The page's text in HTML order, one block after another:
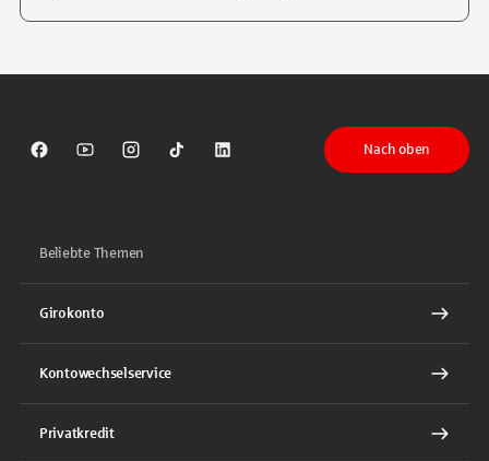
Sparkasse auf Facebook
Sparkasse auf Youtube
Sparkasse auf Instagram
Sparkasse auf TikTok
Sparkasse auf LinkedIn
Nach oben
Beliebte Themen
Girokonto
Kontowechselservice
Privatkredit